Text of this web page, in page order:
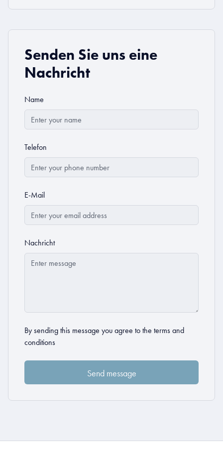
Senden Sie uns eine
Nachricht
Name
Telefon
E-Mail
Nachricht
By sending this message you agree to the terms and
conditions